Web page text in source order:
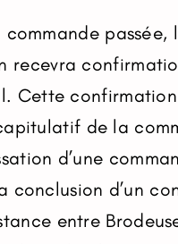
commande passée,
recevra
Cette confirmation
de la
d’une
conclusion d’un
entre